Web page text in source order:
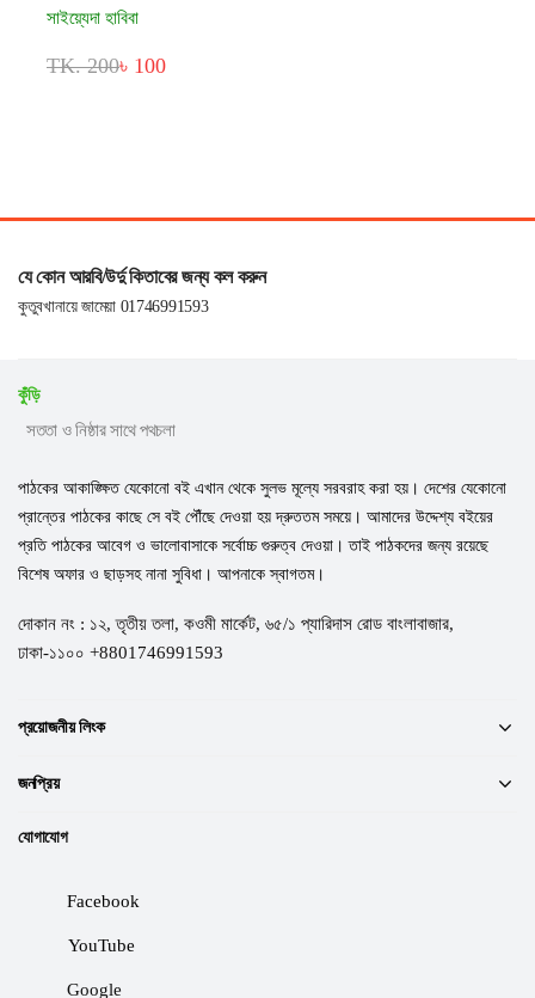
সাইয়্যেদা হাবিবা
TK. 200৳ 100
যে কোন আরবি/উর্দু কিতাবের জন্য কল করুন
কুতুবখানায়ে জামেয়া 01746991593
কুঁড়ি
সততা ও নিষ্ঠার সাথে পথচলা
পাঠকের আকাঙ্ক্ষিত যেকোনো বই এখান থেকে সুলভ মূল্যে সরবরাহ করা হয়। দেশের যেকোনো
প্রান্তের পাঠকের কাছে সে বই পৌঁছে দেওয়া হয় দ্রুততম সময়ে। আমাদের উদ্দেশ্য বইয়ের
প্রতি পাঠকের আবেগ ও ভালোবাসাকে সর্বোচ্চ গুরুত্ব দেওয়া। তাই পাঠকদের জন্য রয়েছে
বিশেষ অফার ও ছাড়সহ নানা সুবিধা। আপনাকে স্বাগতম।
দোকান নং : ১২, তৃতীয় তলা, কওমী মার্কেট, ৬৫/১ প্যারিদাস রোড বাংলাবাজার,
ঢাকা-১১০০ +8801746991593
প্রয়োজনীয় লিংক
জনপ্রিয়
যোগাযোগ
Facebook
YouTube
Google